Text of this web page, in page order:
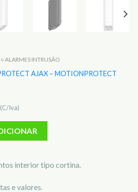
○ ALARMES INTRUSÃO
AJAX – MOTIONPROTECT
(C/Iva)
interior tipo cortina.
e valores.